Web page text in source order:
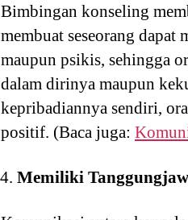
Bimbingan konseling
membuat seseorang
maupun psikis, sehingga
dalam dirinya maupun
kepribadiannya sendiri,
positif. (Baca juga:
Memiliki